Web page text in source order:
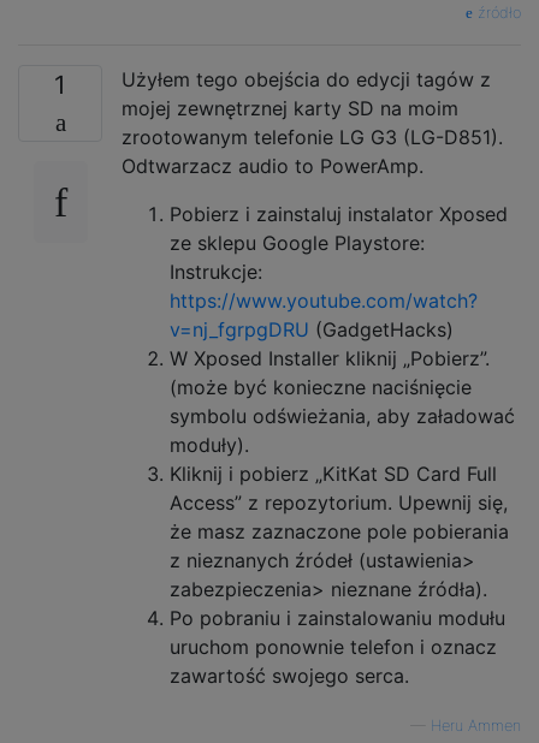
źródło
1
Użyłem tego obejścia do edycji tagów z
mojej zewnętrznej karty SD na moim
zrootowanym telefonie LG G3 (LG-D851).
Odtwarzacz audio to PowerAmp.
Pobierz i zainstaluj instalator Xposed
ze sklepu Google Playstore:
Instrukcje:
https://www.youtube.com/watch?
v=nj_fgrpgDRU (GadgetHacks)
W Xposed Installer kliknij „Pobierz”.
(może być konieczne naciśnięcie
symbolu odświeżania, aby załadować
moduły).
Kliknij i pobierz „KitKat SD Card Full
Access” z repozytorium. Upewnij się,
że masz zaznaczone pole pobierania
z nieznanych źródeł (ustawienia>
zabezpieczenia> nieznane źródła).
Po pobraniu i zainstalowaniu modułu
uruchom ponownie telefon i oznacz
zawartość swojego serca.
Heru Ammen